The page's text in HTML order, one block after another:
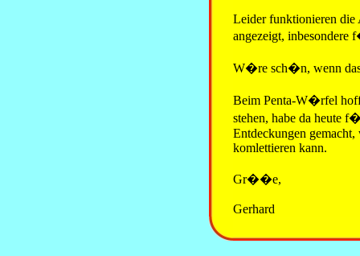
Leider funktionieren die
angezeigt, inbesondere
W�re sch�n, wenn
Beim Penta-W�rfel
stehen, habe da heute
Entdeckungen
komlettieren kann.
Gr��e,
Gerhard